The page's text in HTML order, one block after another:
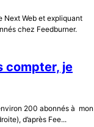
Next Web et expliquant
chez Feedburner.
compter, je
200 abonnés à mon
d’après Fee...